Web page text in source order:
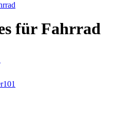
für Fahrrad
101